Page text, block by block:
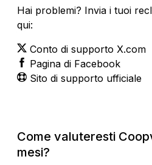
Hai problemi? Invia i tuoi
qui:
Conto di supporto X.com
Pagina di Facebook
Sito di supporto ufficiale
Come valuteresti
mesi?